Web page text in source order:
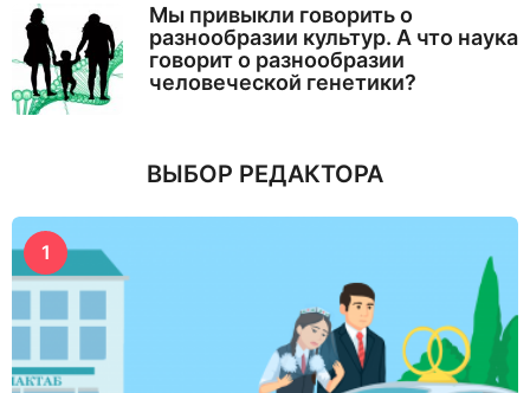
Мы привыкли говорить о
разнообразии культур. А что наука
говорит о разнообразии
человеческой генетики?
ВЫБОР РЕДАКТОРА
1